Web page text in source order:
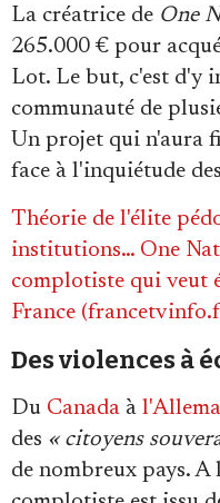
La créatrice de One
265.000 € pour
Lot. Le but, c'est d'y
communauté de
Un projet qui n'aura
face à l'inquiétude
Théorie de l'élite
institutions… One
complotiste qui veut
France
Des violences à
Du Canada à
des « citoyens
de nombreux pays.